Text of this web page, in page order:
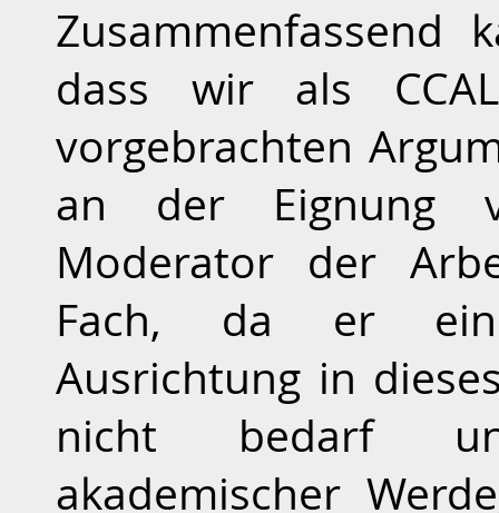
Zusammenfassend
dass wir als
vorgebrachten
an der Eignung
Moderator der
Fach, da er
Ausrichtung in
nicht bedarf
akademischer